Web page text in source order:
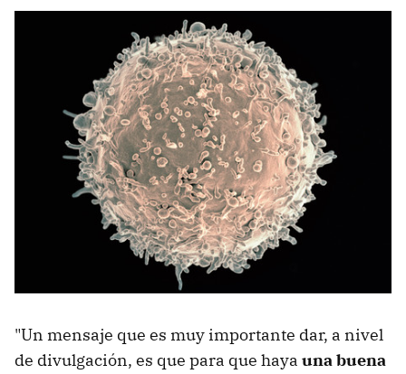
"Un mensaje que es muy importante dar, a nivel
de divulgación, es que para que haya una buena